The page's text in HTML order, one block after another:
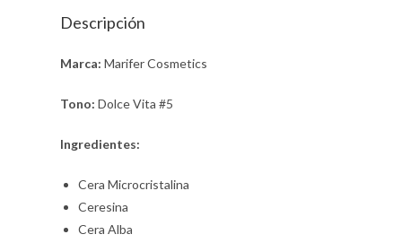
Descripción
Marca:Marifer Cosmetics
Tono:Dolce Vita #5
Ingredientes:
Cera Microcristalina
Ceresina
Cera Alba